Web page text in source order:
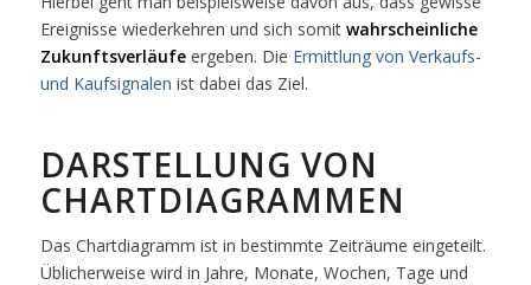
Ereignisse wiederkehren und sich somit wahrscheinliche
Zukunftsverläufeergeben. Die Ermittlung von Verkaufs-
und Kaufsignalen ist dabei das Ziel.
DARSTELLUNG VON
CHARTDIAGRAMMEN
Das Chartdiagramm ist in bestimmte Zeiträume eingeteilt.
Üblicherweise wird in Jahre, Monate, Wochen, Tage und